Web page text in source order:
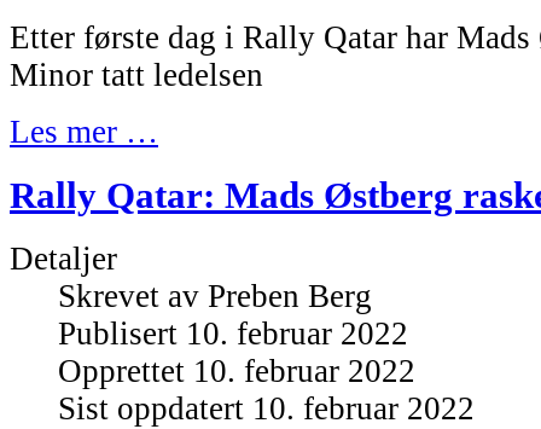
Etter første dag i Rally Qatar har
Minor tatt ledelsen
Les mer …
Rally Qatar: Mads Østberg
Detaljer
Skrevet av Preben Berg
Publisert 10. februar 2022
Opprettet 10. februar 2022
Sist oppdatert 10. februar 2022